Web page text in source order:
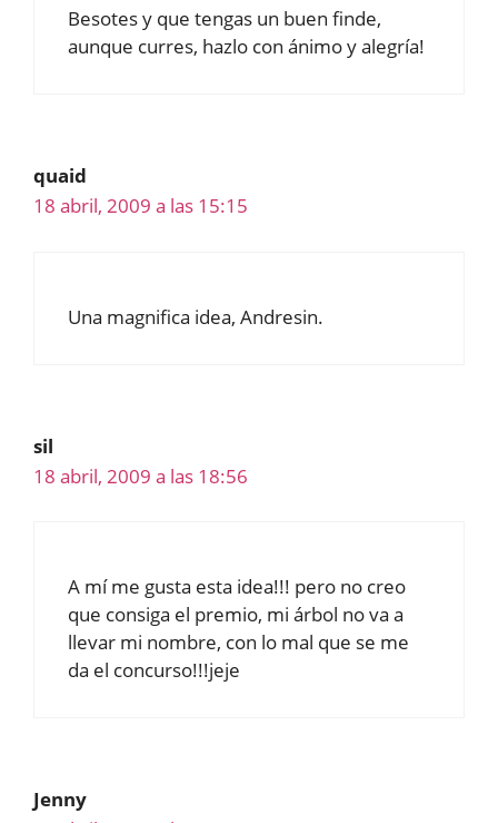
Besotes y que tengas un buen finde,
aunque curres, hazlo con ánimo y alegría!
quaid
18 abril, 2009 a las 15:15
Una magnifica idea, Andresin.
sil
18 abril, 2009 a las 18:56
A mí me gusta esta idea!!! pero no creo
que consiga el premio, mi árbol no va a
llevar mi nombre, con lo mal que se me
da el concurso!!!jeje
Jenny